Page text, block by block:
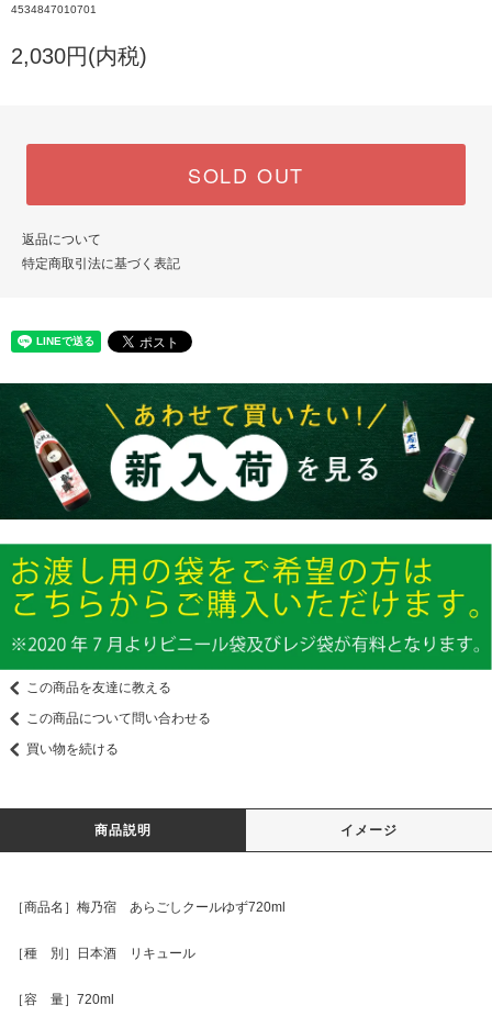
4534847010701
2,030円(内税)
SOLD OUT
返品について
特定商取引法に基づく表記
この商品を友達に教える
この商品について問い合わせる
買い物を続ける
商品説明 イメージ
［商品名］梅乃宿 あらごしクールゆず720ml
［種 別］日本酒 リキュール
［容 量］720ml